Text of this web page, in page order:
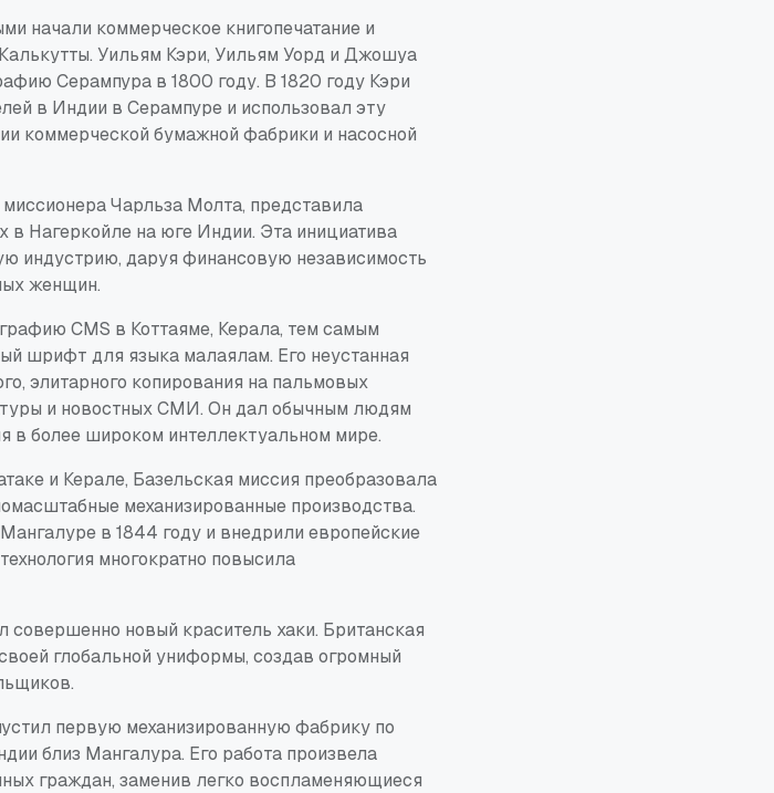
начали коммерческое книгопечатание и
Уильям Кэри, Уильям Уорд и Джошуа
Серампура в 1800 году. В 1820 году Кэри
в Индии в Серампуре и использовал эту
коммерческой бумажной фабрики и насосной
Чарльза Молта, представила
Нагеркойле на юге Индии. Эта инициатива
индустрию, даруя финансовую независимость
женщин.
CMS в Коттаяме, Керала, тем самым
шрифт для языка малаялам. Его неустанная
элитарного копирования на пальмовых
и новостных СМИ. Он дал обычным людям
в более широком интеллектуальном мире.
и Керале, Базельская миссия преобразовала
механизированные производства.
в 1844 году и внедрили европейские
многократно повысила
совершенно новый краситель хаки. Британская
глобальной униформы, создав огромный
первую механизированную фабрику по
близ Мангалура. Его работа произвела
граждан, заменив легко воспламеняющиеся